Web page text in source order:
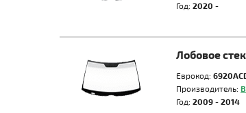
Год: 2020 -
Лобовое
Еврокод:
Производитель:
Год: 2009 - 2014